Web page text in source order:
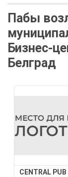
Пабы
Бизнес-
Белград
CENTRAL PUB